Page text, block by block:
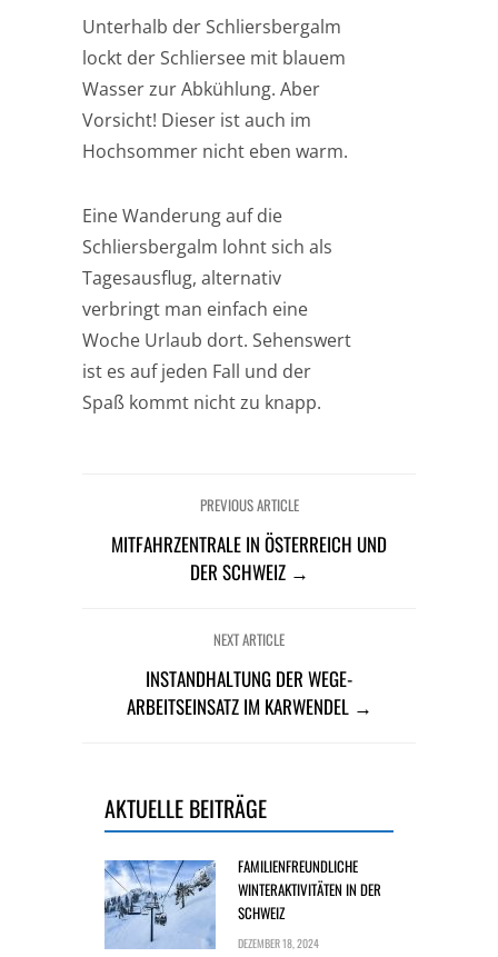
Unterhalb der Schliersbergalm
lockt der Schliersee mit blauem
Wasser zur Abkühlung. Aber
Vorsicht! Dieser ist auch im
Hochsommer nicht eben warm.
Eine Wanderung auf die
Schliersbergalm lohnt sich als
Tagesausflug, alternativ
verbringt man einfach eine
Woche Urlaub dort. Sehenswert
ist es auf jeden Fall und der
Spaß kommt nicht zu knapp.
PREVIOUS ARTICLE
MITFAHRZENTRALE IN ÖSTERREICH UND
DER SCHWEIZ →
NEXT ARTICLE
INSTANDHALTUNG DER WEGE-
ARBEITSEINSATZ IM KARWENDEL →
AKTUELLE BEITRÄGE
FAMILIENFREUNDLICHE
WINTERAKTIVITÄTEN IN DER
SCHWEIZ
DEZEMBER 18, 2024